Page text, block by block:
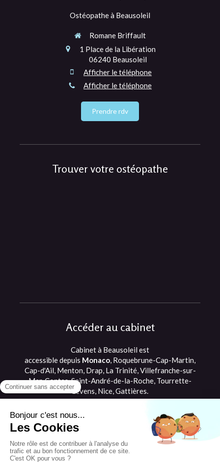
Ostéopathe à Beausoleil
Romane Briffault
1 Place de la Libération
06240 Beausoleil
Afficher le téléphone
Afficher le téléphone
Prendre rdv
Trouver votre ostéopathe
Accéder au cabinet
Cabinet à Beausoleil est
accessible depuis Monaco, Roquebrune-Cap-Martin,
Cap-d'Ail, Menton, Drap, La Trinité, Villefranche-sur-
Mer, Contes, Saint-André-de-la-Roche, Tourrette-
Levens, Nice, Gattières.
Beausoleil, proche de Monaco et Cap d'Ail
Plan du site